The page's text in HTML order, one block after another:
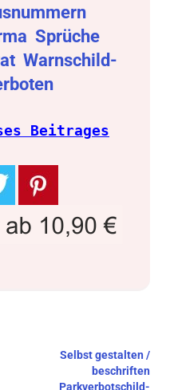
Sprüche
Warnschild-
Beitrages
Selbst gestalten /
beschriften
Parkverbotschild-